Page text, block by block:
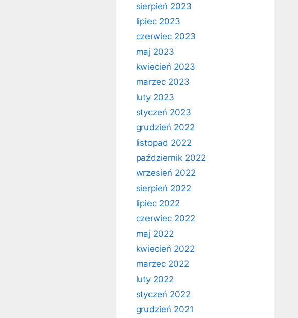
sierpień 2023
lipiec 2023
czerwiec 2023
maj 2023
kwiecień 2023
marzec 2023
luty 2023
styczeń 2023
grudzień 2022
listopad 2022
październik 2022
wrzesień 2022
sierpień 2022
lipiec 2022
czerwiec 2022
maj 2022
kwiecień 2022
marzec 2022
luty 2022
styczeń 2022
grudzień 2021